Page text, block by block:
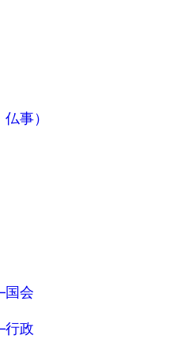
事）
会
政